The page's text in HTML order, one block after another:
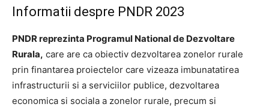
Informatii despre PNDR 2023
PNDR reprezinta Programul National de Dezvoltare
Rurala, care are ca obiectiv dezvoltarea zonelor rurale
prin finantarea proiectelor care vizeaza imbunatatirea
infrastructurii si a serviciilor publice, dezvoltarea
economica si sociala a zonelor rurale, precum si